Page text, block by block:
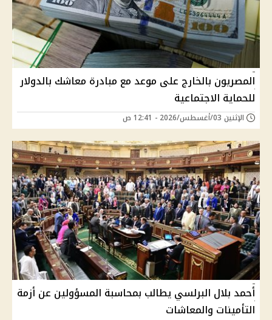
المصريون بالخارج على موعد مع مبادرة معاشك بالدولار
للحماية الاجتماعية
الإثنين 03/أغسطس/2026 - 12:41 ص
أحمد بلال البرلسي يطالب بمحاسبة المسؤولين عن أزمة
التأمينات والمعاشات